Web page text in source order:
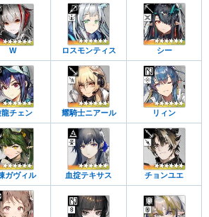
W ロスモンティス シー
龍チェン 耀騎士ニアール リィン
ガヴィル 血掟テキサス チョンユエ